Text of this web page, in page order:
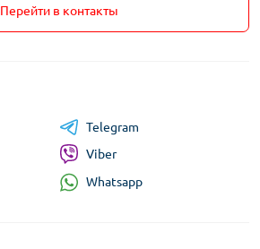
Перейти в контакты
Telegram
Viber
Whatsapp